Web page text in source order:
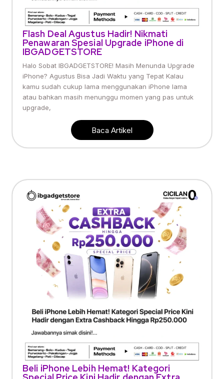
Flash Deal Agustus Hadir! Nikmati
Penawaran Spesial Upgrade iPhone di
IBGADGETSTORE
Halo Sobat IBGADGETSTORE! Masih Menunda Upgrade
iPhone? Agustus Bisa Jadi Waktu yang Tepat Kalau
kamu sudah cukup lama menggunakan iPhone lama
atau bahkan masih menunggu momen yang pas untuk
upgrade,
Baca Artikel
Beli iPhone Lebih Hemat! Kategori